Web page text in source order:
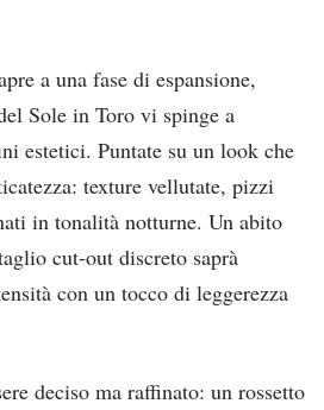
a una fase di espansione,
Sole in Toro vi spinge a
estetici. Puntate su un look che
texture vellutate, pizzi
in tonalità notturne. Un abito
cut-out discreto saprà
con un tocco di leggerezza
deciso ma raffinato: un rossetto